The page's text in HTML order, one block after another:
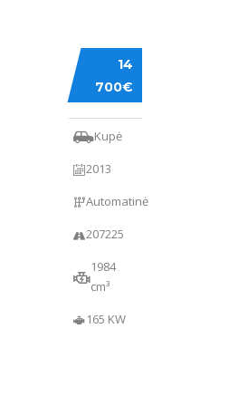
14
700€
AUDI
A5
Kupė
2013
Automatinė
207225
1984
cm³
165 KW